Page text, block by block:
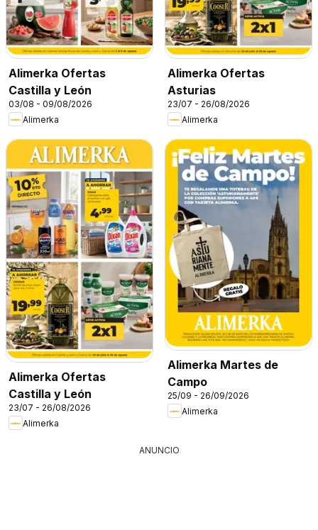
Alimerka Ofertas
Castilla y León
03/08 - 09/08/2026
Alimerka
Alimerka Ofertas
Asturias
23/07 - 26/08/2026
Alimerka
Alimerka Ofertas
Castilla y León
23/07 - 26/08/2026
Alimerka
Alimerka Martes de
Campo
25/09 - 26/09/2026
Alimerka
ANUNCIO